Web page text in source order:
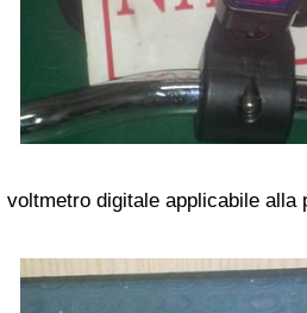
voltmetro digitale applicabile alla